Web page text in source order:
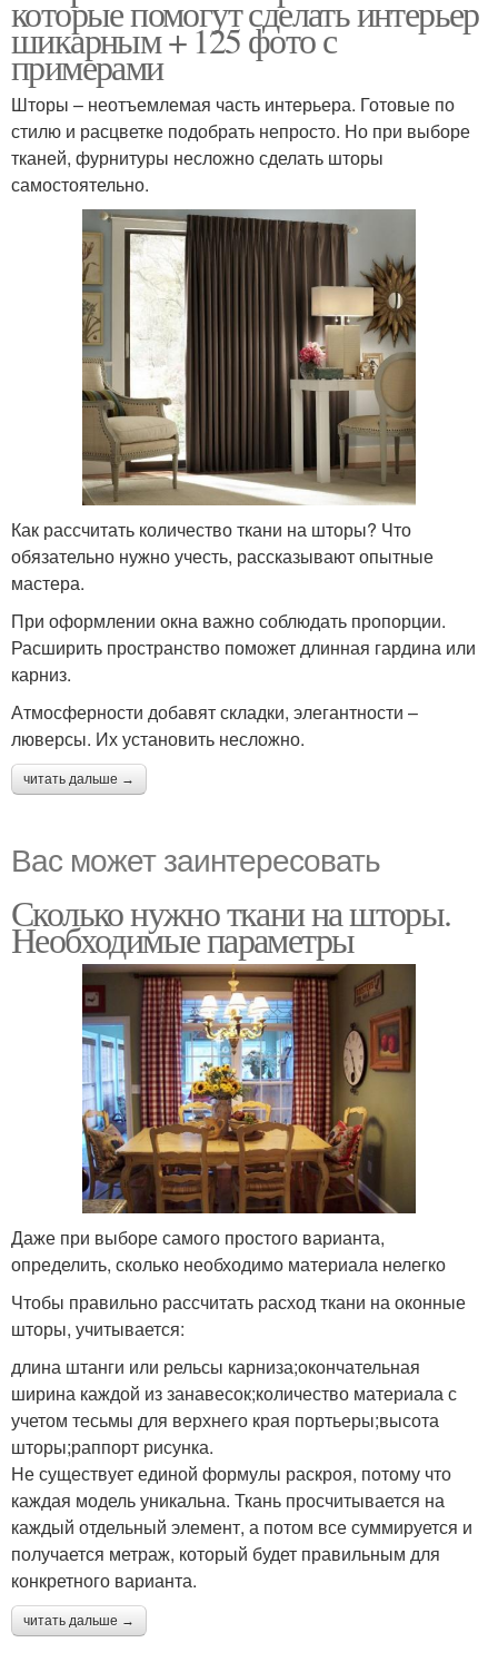
которые помогут сделать интерьер
шикарным + 125 фото с
примерами
Шторы – неотъемлемая часть интерьера. Готовые по
стилю и расцветке подобрать непросто. Но при выборе
тканей, фурнитуры несложно сделать шторы
самостоятельно.
Как рассчитать количество ткани на шторы? Что
обязательно нужно учесть, рассказывают опытные
мастера.
При оформлении окна важно соблюдать пропорции.
Расширить пространство поможет длинная гардина или
карниз.
Атмосферности добавят складки, элегантности –
люверсы. Их установить несложно.
читать дальше →
Вас может заинтересовать
Сколько нужно ткани на шторы.
Необходимые параметры
Даже при выборе самого простого варианта,
определить, сколько необходимо материала нелегко
Чтобы правильно рассчитать расход ткани на оконные
шторы, учитывается:
длина штанги или рельсы карниза;окончательная
ширина каждой из занавесок;количество материала с
учетом тесьмы для верхнего края портьеры;высота
шторы;раппорт рисунка.
Не существует единой формулы раскроя, потому что
каждая модель уникальна. Ткань просчитывается на
каждый отдельный элемент, а потом все суммируется и
получается метраж, который будет правильным для
конкретного варианта.
читать дальше →